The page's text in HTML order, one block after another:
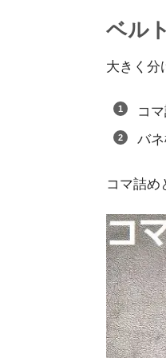
ベル
大きく分
コ
バ
コマ詰め